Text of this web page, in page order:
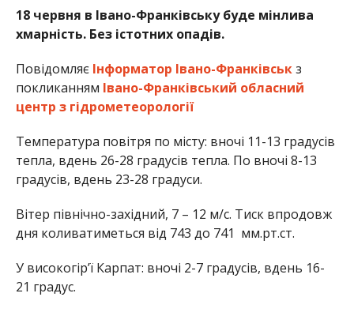
18 червня в Івано-Франківську буде мінлива
хмарність. Без істотних опадів.
Повідомляє Інформатор Івано-Франківськз
покликанням Івано-Франківський обласний
центр з гідрометеорології
Температура повітря по місту: вночі 11-13 градусів
тепла, вдень 26-28 градусів тепла. По вночі 8-13
градусів, вдень 23-28 градуси.
Вітер північно-західний, 7 – 12 м/с. Тиск впродовж
дня коливатиметься від 743 до 741 мм.рт.ст.
У високогір’ї Карпат: вночі 2-7 градусів, вдень 16-
21 градус.